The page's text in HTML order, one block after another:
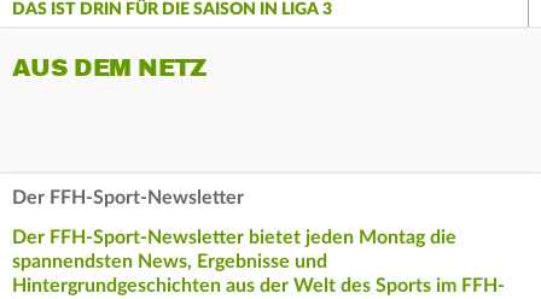
DAS IST DRIN FÜR DIE SAISON IN LIGA 3
AUS DEM NETZ
Der FFH-Sport-Newsletter
Der FFH-Sport-Newsletter bietet jeden Montag die
spannendsten News, Ergebnisse und
Hintergrundgeschichten aus der Welt des Sports im FFH-